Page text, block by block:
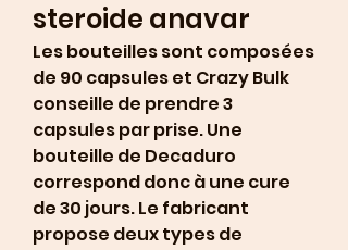
steroide anavar
Les bouteilles sont composées
de 90 capsules et Crazy Bulk
conseille de prendre 3
capsules par prise. Une
bouteille de Decaduro
correspond donc à une cure
de 30 jours. Le fabricant
propose deux types de